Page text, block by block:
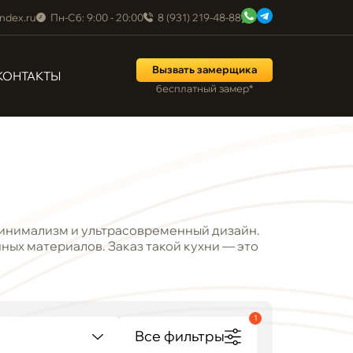
Пн-Сб: 9:00 - 20:00 8 (931) 219-48-88
Вызвать замерщика
бесплатный замер*
и ультрасовременный дизайн.
материалов. Заказ такой кухни — это
1
Все фильтры